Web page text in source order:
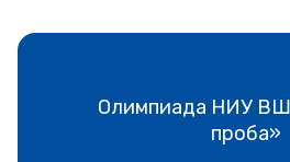
Олимпиада НИУ
проба»